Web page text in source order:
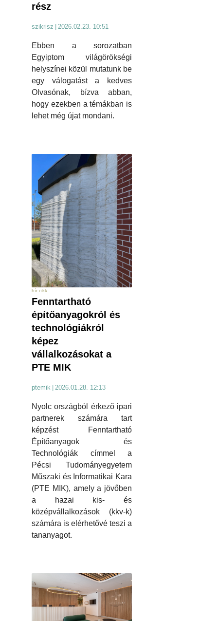
rész
szikrisz 2026.02.23. 10:51
Ebben a sorozatban
Egyiptom világörökségi
helyszínei közül mutatunk be
egy válogatást a kedves
Olvasónak, bízva abban,
hogy ezekben a témákban is
lehet még újat mondani.
hír cikk
Fenntartható
építőanyagokról és
technológiákról
képez
vállalkozásokat a
PTE MIK
ptemik 2026.01.28. 12:13
Nyolc országból érkező ipari
partnerek számára tart
képzést Fenntartható
Építőanyagok és
Technológiák címmel a
Pécsi Tudományegyetem
Műszaki és Informatikai Kara
(PTE MIK), amely a jövőben
a hazai kis- és
középvállalkozások (kkv-k)
számára is elérhetővé teszi a
tananyagot.